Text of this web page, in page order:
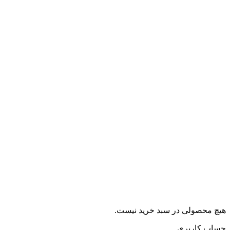
هیچ محصولی در سبد خرید نیست.
حساب کاربری